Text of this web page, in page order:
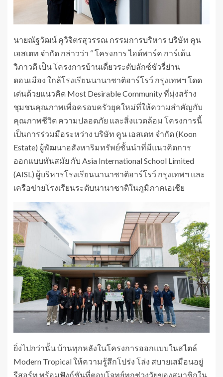
นายณัฐวัฒน์ คูวิจิตรสุวรรณ กรรมการบริหาร บริษัท คูน
เอสเตท จำกัด กล่าวว่า “ โครงการ ไฮด์พาร์ค การ์เด้น
วิภาวดี เป็น โครงการบ้านเดี่ยวระดับลักซ์ชัวรี่ย่าน
ดอนเมือง ใกล้โรงเรียนนานาชาติฮาร์โรว์ กรุงเทพฯ โดด
เด่นด้วยแนวคิด Most Desirable Community ที่มุ่งสร้าง
ชุมชนคุณภาพเพื่อครอบครัวยุคใหม่ที่ให้ความสำคัญกับ
คุณภาพชีวิต ความปลอดภัย และสิ่งแวดล้อม โครงการนี้
เป็นการร่วมมือระหว่าง บริษัท คูน เอสเตท จำกัด (Koon
Estate) ผู้พัฒนาอสังหาริมทรัพย์ชั้นนำที่มีแนวคิดการ
ออกแบบทันสมัย กับ Asia International School Limited
(AISL) ผู้บริหารโรงเรียนนานาชาติฮาร์โรว์ กรุงเทพฯ และ
เครือข่ายโรงเรียนระดับนานาชาติในภูมิภาคเอเชีย
ยิ่งไปกว่านั้น บ้านทุกหลังในโครงการออกแบบในสไตล์
Modern Tropical ให้ความรู้สึกโปร่ง โล่ง สบายเสมือนอยู่
รีสอร์ท พร้อมฟังก์ชันที่ตอบโจทย์ทุกช่วงวัยของสมาชิกใน